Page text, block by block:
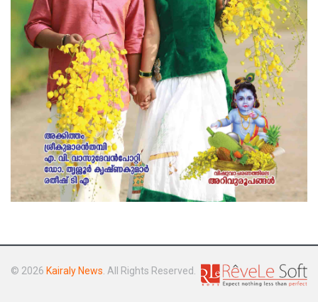
© 2026 Kairaly News . All Rights Reserved.